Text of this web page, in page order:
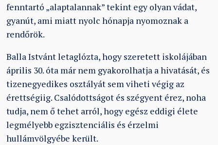
fenntartó „alaptalannak” tekint egy olyan vádat,
gyanút, ami miatt nyolc hónapja nyomoznak a
rendőrök.
Balla Istvánt letaglózta, hogy szeretett iskolájában
április 30. óta már nem gyakorolhatja a hivatását, és
tizenegyedikes osztályát sem viheti végig az
érettségiig. Csalódottságot és szégyent érez, noha
tudja, nem ő tehet arról, hogy egész eddigi élete
legmélyebb egzisztenciális és érzelmi
hullámvölgyébe került.